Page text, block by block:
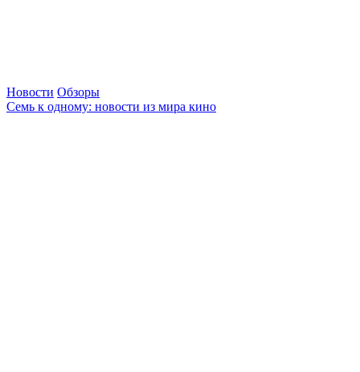
Новости Обзоры
Семь к одному: новости из мира кино